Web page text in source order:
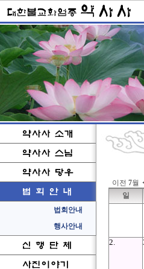
이전 7월
일
2.